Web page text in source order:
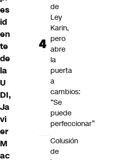
es
id
en
te
de
la
U
DI,
Ja
vi
er
M
ac
de
Ley
Karin,
pero
abre
la
puerta
a
cambios:
“Se
puede
perfeccionar”
Colusión
de